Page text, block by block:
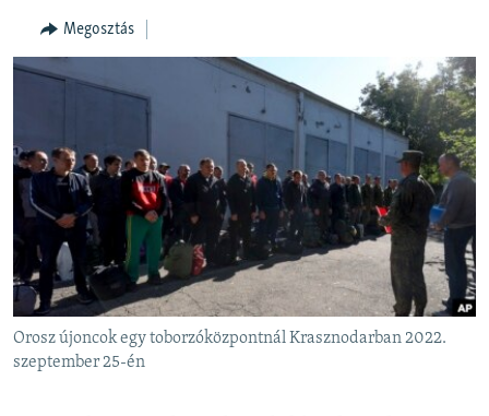
SZABADON
TÁRSADALOM
A PÉNZ NYOMÁBAN
EURÓPAI UNIÓ
VILÁG
KLÍMAVÁLTOZÁS
A MÚLT TANULSÁGAI
KÖVESSEN MINKET!
Megosztás
Orosz újoncok egy toborzóközpontnál Krasznodarban 2022.
szeptember 25-én